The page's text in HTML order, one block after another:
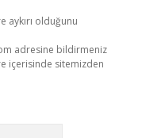
aykırı olduğunu
adresine bildirmeniz
içerisinde sitemizden